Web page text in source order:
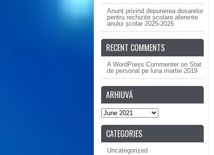
Anunț privind depunerea dosarelor
pentru rechizite școlare aferente
anului școlar 2025-2026
RECENT COMMENTS
A WordPress Commenter on Stat
de personal pe luna martie 2019
ARHIUVĂ
Arhiuvă
CATEGORIES
Uncategorized